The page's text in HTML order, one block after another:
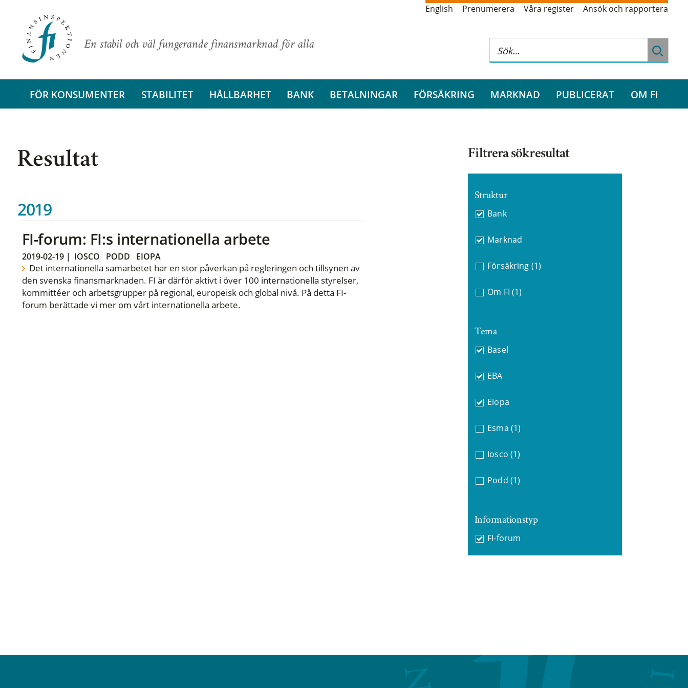
En stabil och väl fungerande finansmarknad för alla
English Prenumerera Våra register Ansök och rapportera
FÖR KONSUMENTER STABILITET HÅLLBARHET BANK BETALNINGAR FÖRSÄKRING MARKNAD PUBLICERAT OM FI
Resultat
2019
FI-forum: FI:s internationella arbete
2019-02-19| IOSCO PODD EIOPA
Det internationella samarbetet har en stor påverkan på regleringen och tillsynen av
den svenska finansmarknaden. FI är därför aktivt i över 100 internationella styrelser,
kommittéer och arbetsgrupper på regional, europeisk och global nivå. På detta FI-
forum berättade vi mer om vårt internationella arbete.
Filtrera sökresultat
Struktur
Bank
Marknad
Försäkring (1)
Om FI (1)
Tema
Basel
EBA
Eiopa
Esma (1)
Iosco (1)
Podd (1)
Informationstyp
FI-forum